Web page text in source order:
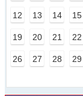
12 13 14 15
19 20 21 22
26 27 28 29